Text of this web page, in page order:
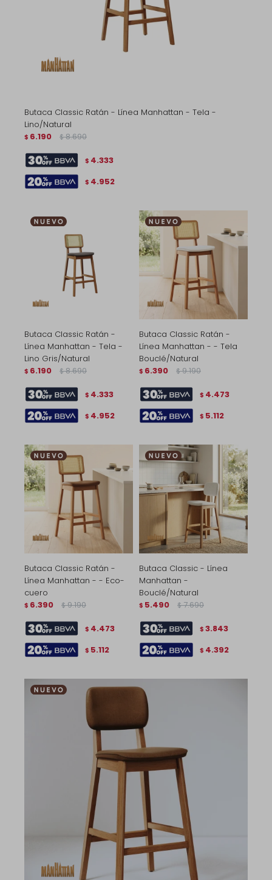
Butaca Classic Ratán - Línea Manhattan - Tela -
Lino/Natural
$ 6.190 $ 8.690
$ 4.333
$ 4.952
Butaca Classic Ratán -
Línea Manhattan - Tela -
Lino Gris/Natural
$ 6.190 $ 8.690
$ 4.333
$ 4.952
Butaca Classic Ratán -
Línea Manhattan - - Tela
Bouclé/Natural
$ 6.390 $ 9.190
$ 4.473
$ 5.112
Butaca Classic Ratán -
Línea Manhattan - - Eco-
cuero
$ 6.390 $ 9.190
$ 4.473
$ 5.112
Butaca Classic - Línea
Manhattan -
Bouclé/Natural
$ 5.490 $ 7.690
$ 3.843
$ 4.392